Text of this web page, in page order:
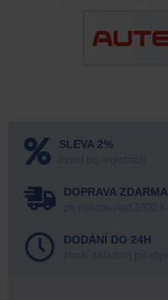
SLEVA 2%
DOPRAVA ZDARMA
DODÁNÍ DO 24H